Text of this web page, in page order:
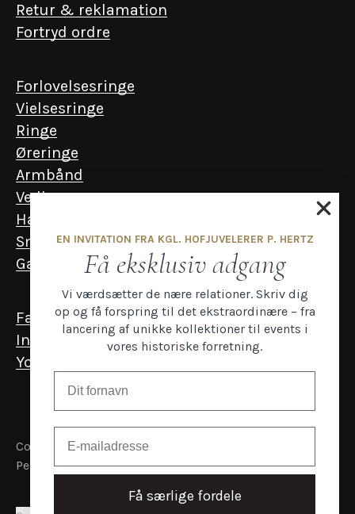
Retur & reklamation
Fortryd ordre
Forlovelsesringe
Vielsesringe
Ringe
Øreringe
Armbånd
Vedhæng
Halskæder
Smykker til mænd
Gavekort
Facebook
Instagram
YouTube
Copyright P.Hertz
Persondata- og cookiepolitik
EN INVITATION FRA KGL. HOFJUVELERER P. HERTZ
Få eksklusiv adgang
Vi værdsætter de nære relationer. Skriv dig
op og få forspring til det ekstraordinære – fra
lancering af unikke kollektioner til events i
vores historiske forretning.
Få særlige fordele